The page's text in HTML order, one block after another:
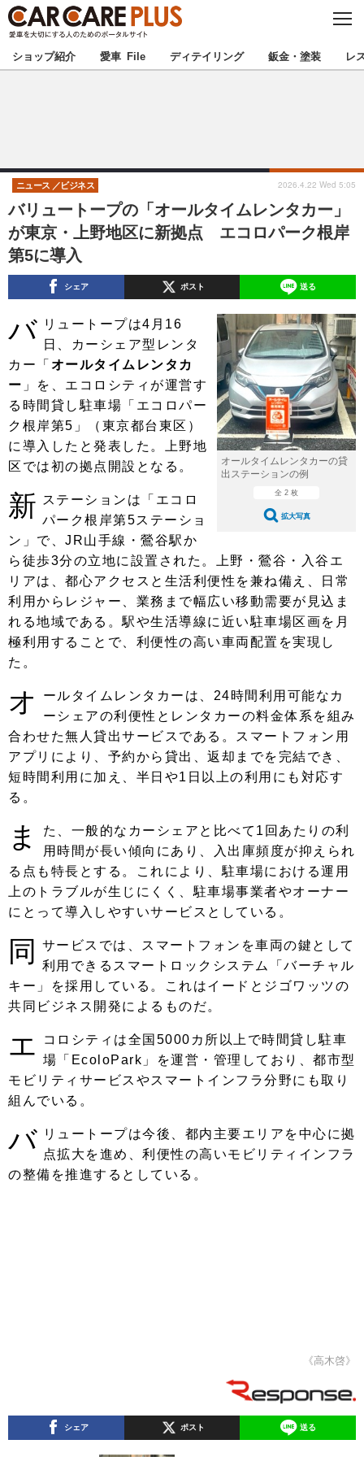
C
S
E
★カーケアプラス認定★ 厳選プロショップを地域から探す
甲信越 北陸
東海 関西
中国
九州 沖縄
注目の記事
ショップレポート
自動車豆知識 ストップ！不具合修理＆粗悪修理
鈑金・塗装
ディテイリング
ディテイリング 洗車
ヘッドライト磨き コーティング
フィルム・ラッピング
鈑金・塗装
小キズ直し 防錆
特集記事
ストップ 不具合修理＆粗悪修理
カーメーカー「旧車」関連プロジェ
クト
コラム
ショップ紹介
ショップレポート プロショップ検索
レストア
カーメーカー「旧車」関連プロジ
ェクト
インタビュー
イベント
イベント告知 イベントレポート
ショップ紹介 愛車 File ディテイリング 鈑金・塗装 レ
バリュートープの「オールタイムレンタカー」
が東京・上野地区に新拠点 エコロパーク根岸
第5に導入
ニュース ビジネス 2026.4.22 Wed 5:05
シェア ポスト 送る
オールタイムレンタカーの貸
出ステーションの例
全 2 枚
拡大写真
バ リュートープは4月16
日、カーシェア型レンタ
カー「 オールタイムレンタカ
ー 」を、エコロシティが運営す
る時間貸し駐車場「エコロパー
ク根岸第5」（東京都台東区）
に導入したと発表した。上野地
区では初の拠点開設となる。
新 ステーションは「エコロ
パーク根岸第5ステーショ
ン」で、JR山手線・鶯谷駅か
ら徒歩3分の立地に設置された。上野・鶯谷・入谷エ
リアは、都心アクセスと生活利便性を兼ね備え、日常
利用からレジャー、業務まで幅広い移動需要が見込ま
れる地域である。駅や生活導線に近い駐車場区画を月
極利用することで、利便性の高い車両配置を実現し
た。
オ
ールタイムレンタカーは、24時間利用可能なカ
ーシェアの利便性とレンタカーの料金体系を組み
合わせた無人貸出サービスである。スマートフォン用
アプリにより、予約から貸出、返却までを完結でき、
短時間利用に加え、半日や1日以上の利用にも対応す
る。
ま
た、一般的なカーシェアと比べて1回あたりの利
用時間が長い傾向にあり、入出庫頻度が抑えられ
る点も特長とする。これにより、駐車場における運用
上のトラブルが生じにくく、駐車場事業者やオーナー
にとって導入しやすいサービスとしている。
同
サービスでは、スマートフォンを車両の鍵として
利用できるスマートロックシステム「バーチャル
キー」を採用している。これはイードとジゴワッツの
共同ビジネス開発によるものだ。
エ
コロシティは全国5000カ所以上で時間貸し駐車
場「EcoloPark」を運営・管理しており、都市型
モビリティサービスやスマートインフラ分野にも取り
組んでいる。
バ リュートープは今後、都内主要エリアを中心に拠
点拡大を進め、利便性の高いモビリティインフラ
の整備を推進するとしている。
《高木啓》
シェア ポスト 送る